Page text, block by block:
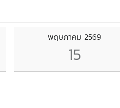
พฤษภาคม 2569
15